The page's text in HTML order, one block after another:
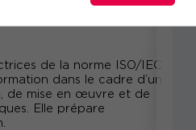
de la norme ISO/IEC
dans le cadre d’un
de mise en œuvre et de
Elle prépare